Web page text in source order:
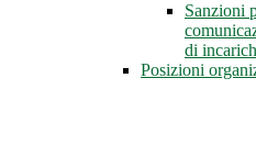
Sanzioni
di
Posizioni